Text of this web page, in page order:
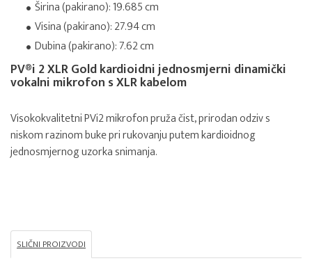
Širina (pakirano): 19.685 cm
Visina (pakirano): 27.94 cm
Dubina (pakirano): 7.62 cm
PV®i 2 XLR Gold kardioidni jednosmjerni dinamički
vokalni mikrofon s XLR kabelom
Visokokvalitetni PVi2 mikrofon pruža čist, prirodan odziv s
niskom razinom buke pri rukovanju putem kardioidnog
jednosmjernog uzorka snimanja.
SLIČNI PROIZVODI